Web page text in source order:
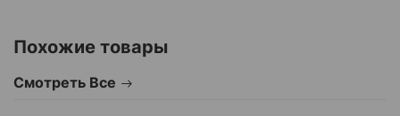
Похожие товары
Смотреть Все